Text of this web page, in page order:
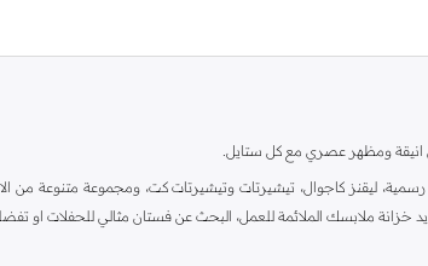
انيقة ومظهر عصري مع كل ستايل.
ليقنز كاجوال، تيشيرتات وتيشيرتات كت، ومجموعة متنوعة من
خزانة ملابسك الملائمة للعمل، البحث عن فستان مثالي للحفلات او